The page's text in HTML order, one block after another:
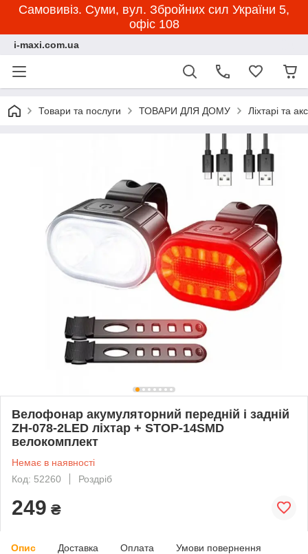
Самовивіз. Суми, вул. Збройних сил України 5,
офіс 108
i-maxi.com.ua
Товари та послуги ТОВАРИ ДЛЯ ДОМУ Ліхтарі та
Велофонар акумуляторний передній і задній
ZH-078-2LED ліхтар + STOP-14SMD
велокомплект
Немає в наявності
Код: 52260
Роздріб
249 ₴
Опис Доставка Оплата Умови повернення